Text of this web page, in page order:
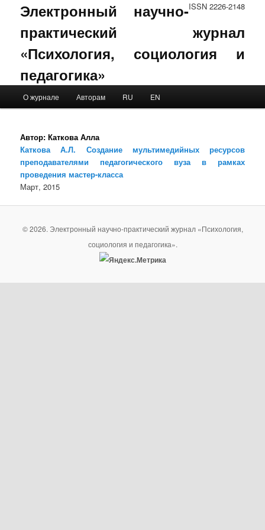
ISSN 2226-2148
Электронный научно-
практический журнал
«Психология, социология и
педагогика»
Skip to primary content
Skip to secondary content
О журнале Авторам RU EN
Автор: Каткова Алла
Каткова А.Л. Создание мультимедийных ресурсов
преподавателями педагогического вуза в рамках
проведения мастер-класса
Март, 2015
© 2026. Электронный научно-практический журнал «Психология,
социология и педагогика».